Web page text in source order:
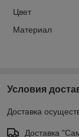
Цвет
Материал
Условия
Доставка
Доставка